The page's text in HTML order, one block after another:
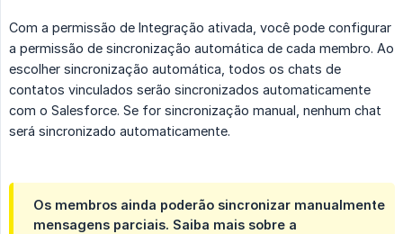
Com a permissão de Integração ativada, você pode configurar
a permissão de sincronização automática de cada membro. Ao
escolher sincronização automática, todos os chats de
contatos vinculados serão sincronizados automaticamente
com o Salesforce. Se for sincronização manual, nenhum chat
será sincronizado automaticamente.
Os membros ainda poderão sincronizar manualmente
mensagens parciais. Saiba mais sobre a